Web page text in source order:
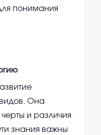
понимания
Она
и различия
знания важны